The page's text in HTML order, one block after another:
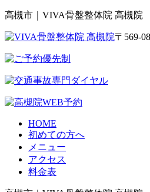
高槻市｜VIVA骨盤整体院 高槻院
〒569-
HOME
初めての方へ
メニュー
アクセス
料金表